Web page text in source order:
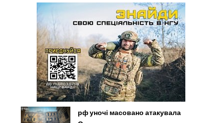
рф уночі масовано атакувала